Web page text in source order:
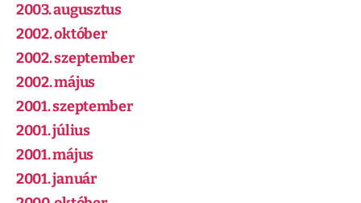
2003. augusztus
2002. október
2002. szeptember
2002. május
2001. szeptember
2001. július
2001. május
2001. január